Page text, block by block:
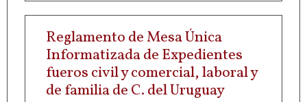
Reglamento de Mesa Única
Informatizada de Expedientes
fueros civil y comercial, laboral y
de familia de C. del Uruguay